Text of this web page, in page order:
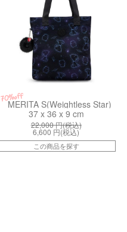
70%off
MERITA S(Weightless Star)
37 x 36 x 9 cm
22,000円(税込)
6,600 円(税込)
この商品を探す